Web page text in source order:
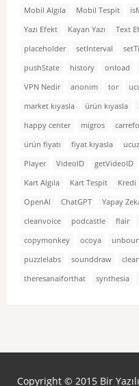
Mobil Algıla
Mobil Tespit
Yazı Efekt
Kayan Yazı Text
placeholder
setInterval
pushState
history onload
VPN Nedir
anonim tor
market kıyasla
ürün kıyasla
happy center
migros
ürün fiyatı
fiyat kıyasla
Player
VideoID getVideoID
Kart Algıla
Kart Tespit Kredi
OpenAI
ChatGPT Yapay
cleanvoice
podcastle flair
copymonkey
ocoya
puzzlelabs
sounddraw
theresanaiforthat
synthesia
Copyright © 2015 Bir